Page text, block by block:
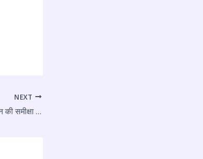
NEXT
एडीसी ने जिला स्वच्छ भारत मिशन की समीक्षा बैठक की